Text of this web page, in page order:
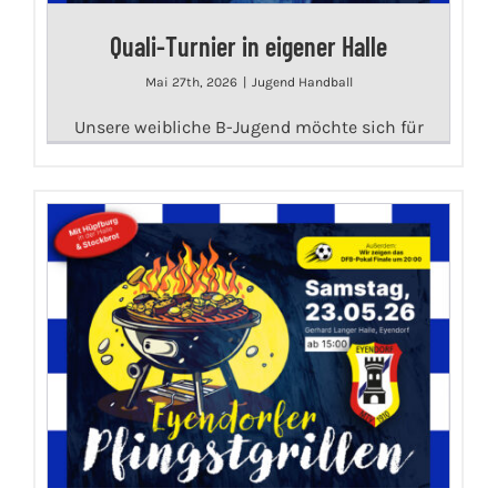
Quali-Turnier in eigener Halle
Mai 27th, 2026 | Jugend Handball
Unsere weibliche B-Jugend möchte sich für